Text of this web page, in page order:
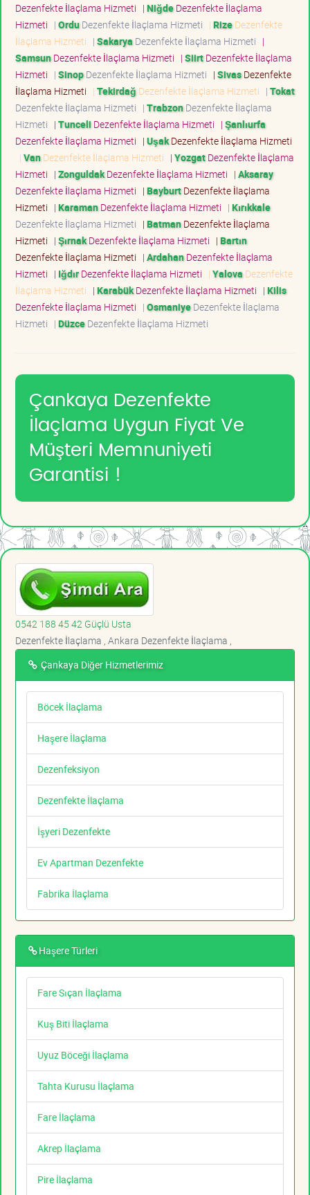
Dezenfekte İlaçlama Hizmeti | NiğdeDezenfekte İlaçlama
Hizmeti | OrduDezenfekte İlaçlama Hizmeti | RizeDezenfekte
İlaçlama Hizmeti | Sakarya Dezenfekte İlaçlama Hizmeti |
SamsunDezenfekte İlaçlama Hizmeti | SiirtDezenfekte İlaçlama
Hizmeti | SinopDezenfekte İlaçlama Hizmeti | SivasDezenfekte
İlaçlama Hizmeti | Tekirdağ Dezenfekte İlaçlama Hizmeti | Tokat
Dezenfekte İlaçlama Hizmeti | TrabzonDezenfekte İlaçlama
Hizmeti | Tunceli Dezenfekte İlaçlama Hizmeti | Şanlıurfa
Dezenfekte İlaçlama Hizmeti | UşakDezenfekte İlaçlama Hizmeti
| VanDezenfekte İlaçlama Hizmeti | YozgatDezenfekte İlaçlama
Hizmeti | ZonguldakDezenfekte İlaçlama Hizmeti | Aksaray
Dezenfekte İlaçlama Hizmeti | BayburtDezenfekte İlaçlama
Hizmeti | KaramanDezenfekte İlaçlama Hizmeti | Kırıkkale
Dezenfekte İlaçlama Hizmeti | BatmanDezenfekte İlaçlama
Hizmeti | ŞırnakDezenfekte İlaçlama Hizmeti | Bartın
Dezenfekte İlaçlama Hizmeti | ArdahanDezenfekte İlaçlama
Hizmeti | IğdırDezenfekte İlaçlama Hizmeti | Yalova Dezenfekte
İlaçlama Hizmeti | KarabükDezenfekte İlaçlama Hizmeti | Kilis
Dezenfekte İlaçlama Hizmeti | OsmaniyeDezenfekte İlaçlama
Hizmeti | DüzceDezenfekte İlaçlama Hizmeti
Çankaya Dezenfekte
İlaçlama Uygun Fiyat Ve
Müşteri Memnuniyeti
Garantisi !
0542 188 45 42 Güçlü Usta
Dezenfekte İlaçlama , Ankara Dezenfekte İlaçlama ,
Çankaya Diğer Hizmetlerimiz
Böcek İlaçlama
Haşere İlaçlama
Dezenfeksiyon
Dezenfekte İlaçlama
İşyeri Dezenfekte
Ev Apartman Dezenfekte
Fabrika İlaçlama
Haşere Türleri
Fare Sıçan İlaçlama
Kuş Biti İlaçlama
Uyuz Böceği İlaçlama
Tahta Kurusu İlaçlama
Fare İlaçlama
Akrep İlaçlama
Pire İlaçlama